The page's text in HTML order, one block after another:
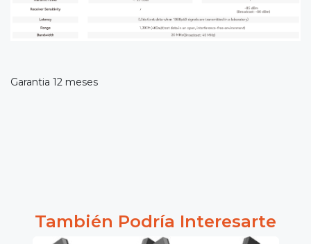
Garantia 12 meses
También Podría Interesarte